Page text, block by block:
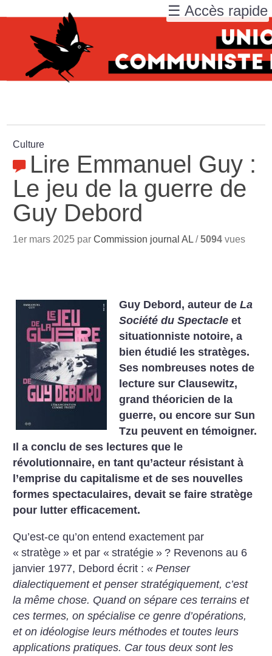
Culture
Lire Emmanuel Guy :
Le jeu de la guerre de
Guy Debord
1er mars 2025 parCommission journal AL /5094 vues
Guy Debord, auteur deLa
Société du Spectacle et
situationniste notoire, a
bien étudié les stratèges.
Ses nombreuses notes de
lecture sur Clausewitz,
grand théoricien de la
guerre, ou encore sur Sun
Tzu peuvent en témoigner.
Il a conclu de ses lectures que le
révolutionnaire, en tant qu’acteur résistant à
l’emprise du capitalisme et de ses nouvelles
formes spectaculaires, devait se faire stratège
pour lutter efficacement.
Qu’est-ce qu’on entend exactement par
« stratège » et par « stratégie » ? Revenons au 6
janvier 1977, Debord écrit :« Penser
dialectiquement et penser stratégiquement, c’est
la même chose. Quand on sépare ces terrains et
ces termes, on spécialise ce genre d’opérations,
et on idéologise leurs méthodes et toutes leurs
applications pratiques. Car tous deux sont les
☰ Accès rapide